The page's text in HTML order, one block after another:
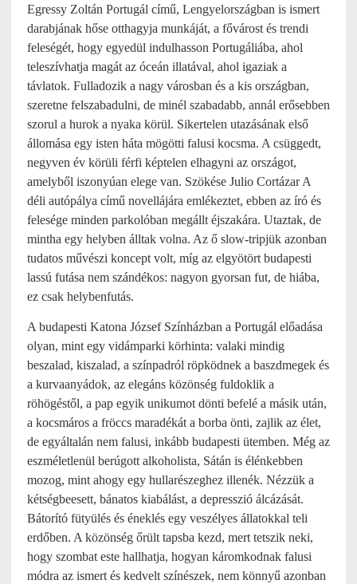
Egressy Zoltán Portugál című, Lengyelországban is ismert
darabjának hőse otthagyja munkáját, a fővárost és trendi
feleségét, hogy egyedül indulhasson Portugáliába, ahol
teleszívhatja magát az óceán illatával, ahol igaziak a
távlatok. Fulladozik a nagy városban és a kis országban,
szeretne felszabadulni, de minél szabadabb, annál erősebben
szorul a hurok a nyaka körül. Sikertelen utazásának első
állomása egy isten háta mögötti falusi kocsma. A csüggedt,
negyven év körüli férfi képtelen elhagyni az országot,
amelyből iszonyúan elege van. Szökése Julio Cortázar A
déli autópálya című novellájára emlékeztet, ebben az író és
felesége minden parkolóban megállt éjszakára. Utaztak, de
mintha egy helyben álltak volna. Az ő slow-tripjük azonban
tudatos művészi koncept volt, míg az elgyötört budapesti
lassú futása nem szándékos: nagyon gyorsan fut, de hiába,
ez csak helybenfutás.
A budapesti Katona József Színházban a Portugál előadása
olyan, mint egy vidámparki körhinta: valaki mindig
beszalad, kiszalad, a színpadról röpködnek a baszdmegek és
a kurvaanyádok, az elegáns közönség fuldoklik a
röhögéstől, a pap egyik unikumot dönti befelé a másik után,
a kocsmáros a fröccs maradékát a borba önti, zajlik az élet,
de egyáltalán nem falusi, inkább budapesti ütemben. Még az
eszméletlenül berúgott alkoholista, Sátán is élénkebben
mozog, mint ahogy egy hullarészeghez illenék. Nézzük a
kétségbeesett, bánatos kiabálást, a depresszió álcázását.
Bátorító fütyülés és éneklés egy veszélyes állatokkal teli
erdőben. A közönség őrült tapsba kezd, mert tetszik neki,
hogy szombat este hallhatja, hogyan káromkodnak falusi
módra az ismert és kedvelt színészek, nem könnyű azonban